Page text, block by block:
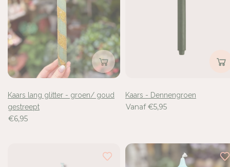
Kaars lang glitter - groen/ goud
gestreept
€6,95
Kaars - Dennengroen
Vanaf €5,95